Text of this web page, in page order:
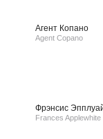
Агент Копано
Agent Copano
Фрэнсис
Frances Applewhite